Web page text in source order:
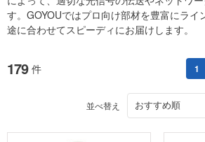
す。GOYOUではプロ向け部材を豊富にライ
途に合わせてスピーディにお届けします。
179 件 1
並べ替え おすすめ順